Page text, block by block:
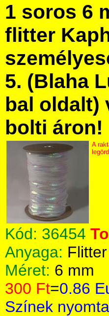
1 soros 6
flitter
5. (Blaha
bal oldalt)
bolti áron!
A
Kód: 36454
Anyaga: Flitter
Méret: 6 mm
300 Ft=0.86
Színek